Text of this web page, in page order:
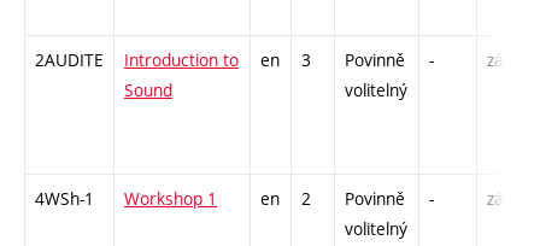
2AUDITE
Introduction to
Sound
en 3
Povinně
volitelný
- zá
4WSh-1 Workshop 1 en 2
Povinně
volitelný
- zá